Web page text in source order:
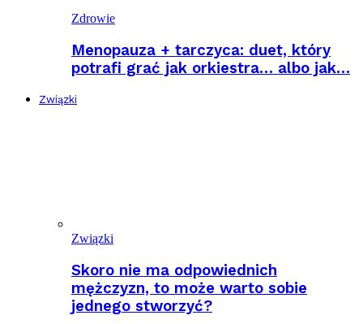
Zdrowie
Menopauza + tarczyca: duet, który
potrafi grać jak orkiestra… albo jak…
Związki
Związki
Skoro nie ma odpowiednich
mężczyzn, to może warto sobie
jednego stworzyć?